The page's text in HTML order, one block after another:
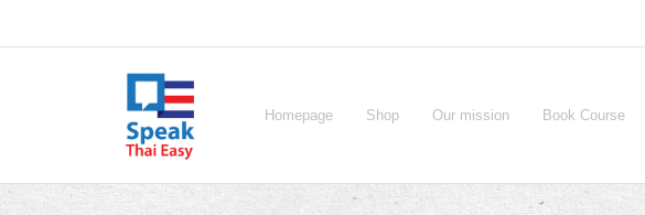
Homepage Shop Our mission Book Course